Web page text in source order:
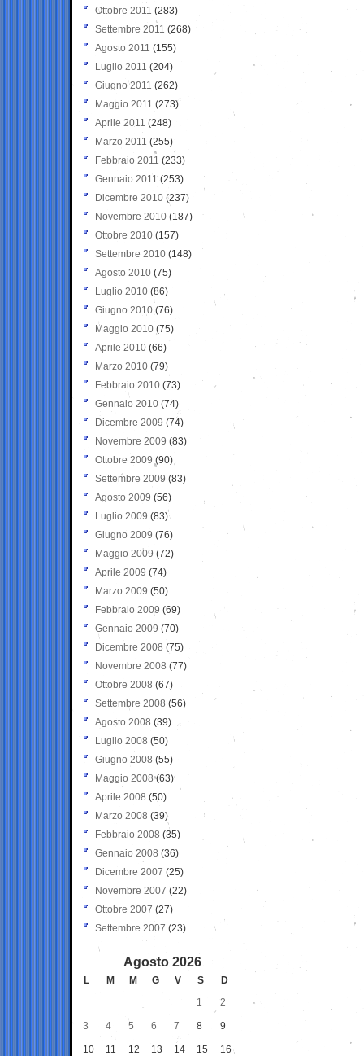
Ottobre 2011 (283)
Settembre 2011 (268)
Agosto 2011 (155)
Luglio 2011 (204)
Giugno 2011 (262)
Maggio 2011 (273)
Aprile 2011 (248)
Marzo 2011 (255)
Febbraio 2011 (233)
Gennaio 2011 (253)
Dicembre 2010 (237)
Novembre 2010 (187)
Ottobre 2010 (157)
Settembre 2010 (148)
Agosto 2010 (75)
Luglio 2010 (86)
Giugno 2010 (76)
Maggio 2010 (75)
Aprile 2010 (66)
Marzo 2010 (79)
Febbraio 2010 (73)
Gennaio 2010 (74)
Dicembre 2009 (74)
Novembre 2009 (83)
Ottobre 2009 (90)
Settembre 2009 (83)
Agosto 2009 (56)
Luglio 2009 (83)
Giugno 2009 (76)
Maggio 2009 (72)
Aprile 2009 (74)
Marzo 2009 (50)
Febbraio 2009 (69)
Gennaio 2009 (70)
Dicembre 2008 (75)
Novembre 2008 (77)
Ottobre 2008 (67)
Settembre 2008 (56)
Agosto 2008 (39)
Luglio 2008 (50)
Giugno 2008 (55)
Maggio 2008(63)
Aprile 2008 (50)
Marzo 2008 (39)
Febbraio 2008 (35)
Gennaio 2008 (36)
Dicembre 2007 (25)
Novembre 2007 (22)
Ottobre 2007 (27)
Settembre 2007 (23)
Agosto 2026
L M M G V S
D
1
2
3 4 5 6 7 8 9
10 11 12 13 14 15 16